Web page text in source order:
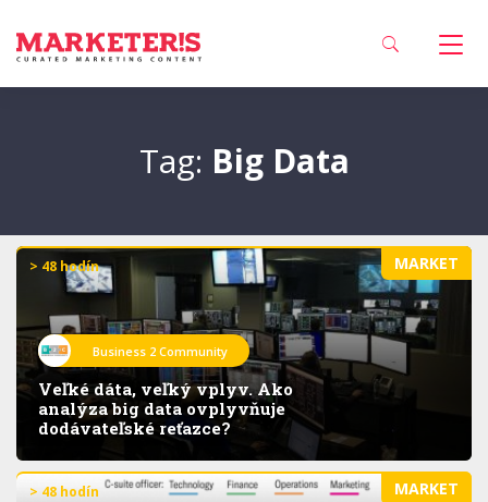
Tag: Big Data
MARKET
> 48 hodín
Business 2 Community
Veľké dáta, veľký vplyv. Ako
analýza big data ovplyvňuje
dodávateľské reťazce?
MARKET
> 48 hodín